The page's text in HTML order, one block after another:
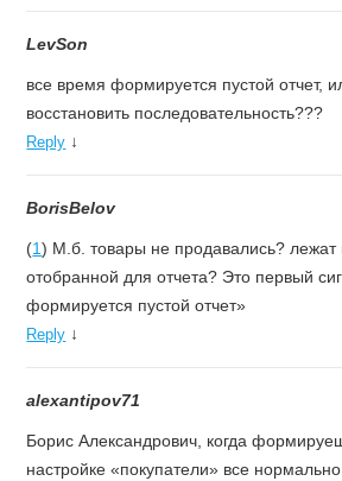
LevSon
все время формируется пустой отчет,
восстановить последовательность???
Reply ↓
BorisBelov
(1) М.б. товары не продавались? лежат
отобранной для отчета? Это первый
формируется пустой отчет»
Reply ↓
alexantipov71
Борис Александрович, когда
настройке «покупатели» все